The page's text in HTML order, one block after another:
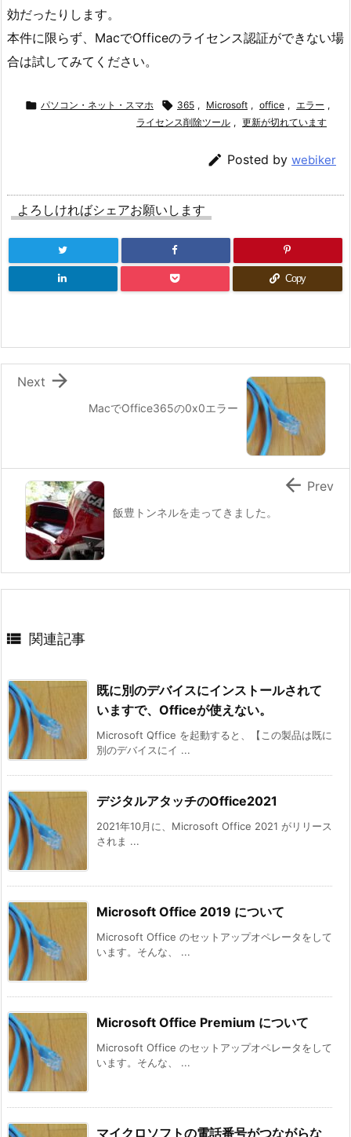
効だったりします。
本件に限らず、MacでOfficeのライセンス認証ができない場
合は試してみてください。
 パソコン・ネット・スマホ  365 , Microsoft , office , エラー ,
ライセンス削除ツール , 更新が切れています
 Posted by webiker
よろしければシェアお願いします
Copy
MacでOffice365の0x0エラー

Next
飯豊トンネルを走ってきました。
 Prev
 関連記事
既に別のデバイスにインストールされて
いますで、Officeが使えない。
Microsoft Qffice を起動すると、【この製品は既に
別のデバイスにイ ...
デジタルアタッチのOffice2021
2021年10月に、Microsoft Office 2021 がリリース
されま ...
Microsoft Office 2019 について
Microsoft Office のセットアップオペレータをして
います。そんな、 ...
Microsoft Office Premium について
Microsoft Office のセットアップオペレータをして
います。そんな、 ...
マイクロソフトの電話番号がつながらな